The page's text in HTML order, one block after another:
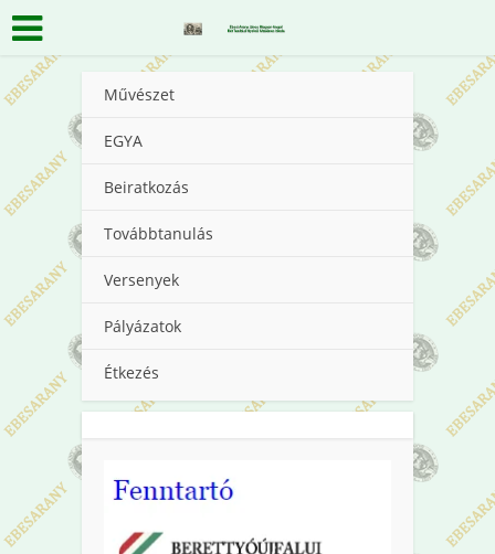
Művészet
EGYA
Beiratkozás
Továbbtanulás
Versenyek
Pályázatok
Étkezés